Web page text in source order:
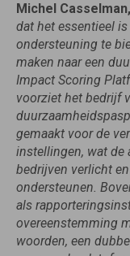
Michel
dat het essentieel
ondersteuning te
maken naar een
Impact Scoring
voorziet het bedrijf
gemaakt voor de
instellingen, wat de
bedrijven verlicht
ondersteunen.
als
overeenstemming
woorden, een